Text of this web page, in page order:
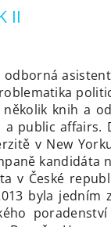
II
knih a
a public
v New
kandidáta
v České
byla